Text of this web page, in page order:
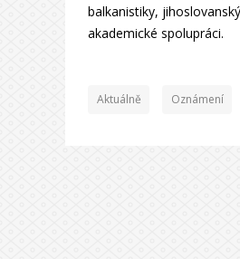
balkanistiky,
akademické spolupráci.
Aktuálně Oznámení